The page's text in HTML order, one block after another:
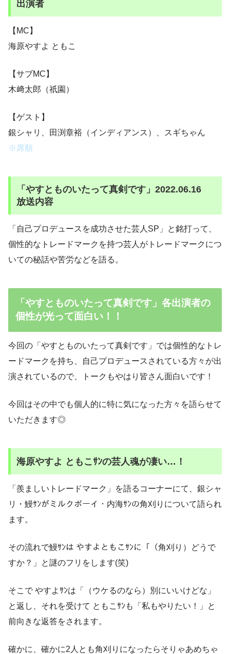
出演者
【MC】
海原やすよ ともこ
【サブMC】
木﨑太郎（祇園）
【ゲスト】
銀シャリ、田渕章裕（インディアンス）、スギちゃん
※席順
「やすとものいたって真剣です」2022.06.16
放送内容
「自己プロデュースを成功させた芸人SP」と銘打って、
個性的なトレードマークを持つ芸人がトレードマークにつ
いての秘話や苦労などを語る。
「やすとものいたって真剣です」各出演者の
個性が光って面白い！！
今回の「やすとものいたって真剣です」では個性的なトレ
ードマークを持ち、自己プロデュースされている方々が出
演されているので、トークもやはり皆さん面白いです！
今回はその中でも個人的に特に気になった方々を語らせて
いただきます◎
海原やすよ ともこｻﾝの芸人魂が凄い…！
「羨ましいトレードマーク」を語るコーナーにて、銀シャ
リ・鰻ｻﾝがミルクボーイ・内海ｻﾝの角刈りについて語られ
ます。
その流れで鰻ｻﾝは やすよともこｻﾝに「（角刈り）どうで
すか？」と謎のフリをします(笑)
そこで やすよｻﾝは「（ウケるのなら）別にいいけどな」
と返し、それを受けて ともこｻﾝも「私もやりたい！」と
前向きな返答をされます。
確かに、確かに2人とも角刈りになったらそりゃあめちゃ